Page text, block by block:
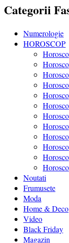
Categorii
Numerologie
HOROSCOP
Noutati
Frumusete
Moda
Home & Deco
Video
Black Friday
Magazin